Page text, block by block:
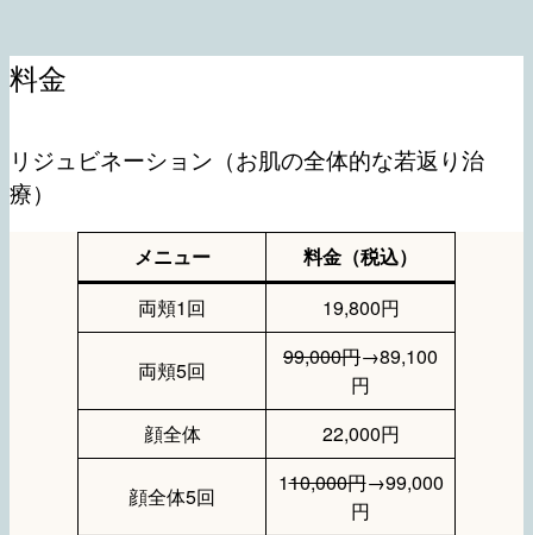
料金
リジュビネーション（お肌の全体的な若返り治
療）
メニュー
料金（税込）
両頬1回
19,800円
両頬5回
99,000円→89,100
円
顔全体
22,000円
顔全体5回
110,000円→99,000
円